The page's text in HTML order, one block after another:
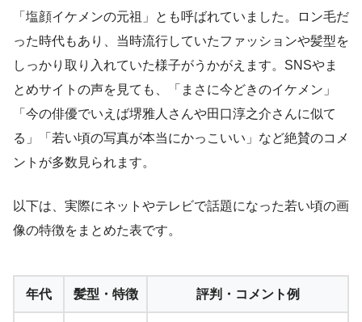
「塩顔イケメンの元祖」とも呼ばれていました。ロン毛だ
った時代もあり、当時流行していたファッションや髪型を
しっかり取り入れていた様子がうかがえます。SNSやま
とめサイトの声を見ても、「まさに今どきのイケメン」
「今の俳優でいえば堺雅人さんや田口淳之介さんに似て
る」「若い頃の写真が本当にかっこいい」など絶賛のコメ
ントが多数見られます。
以下は、実際にネットやテレビで話題になった若い頃の画
像の特徴をまとめた表です。
年代 髪型・特徴 評判・コメント例